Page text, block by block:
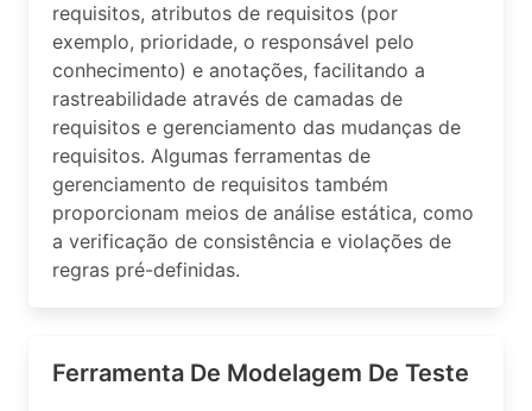
requisitos, atributos de requisitos (por
exemplo, prioridade, o responsável pelo
conhecimento) e anotações, facilitando a
rastreabilidade através de camadas de
requisitos e gerenciamento das mudanças de
requisitos. Algumas ferramentas de
gerenciamento de requisitos também
proporcionam meios de análise estática, como
a verificação de consistência e violações de
regras pré-definidas.
Ferramenta De Modelagem De Teste